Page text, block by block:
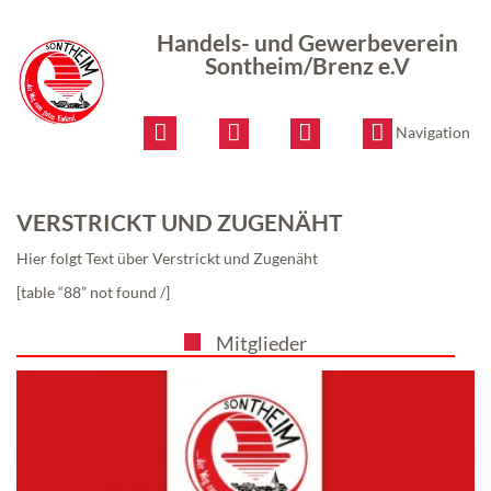
Handels- und Gewerbeverein
Sontheim/Brenz e.V
Navigation
Gewerbeverein
Sontheim/Brenz
e.V
VERSTRICKT UND ZUGENÄHT
Hier folgt Text über Verstrickt und Zugenäht
[table “88” not found /]
Mitglieder